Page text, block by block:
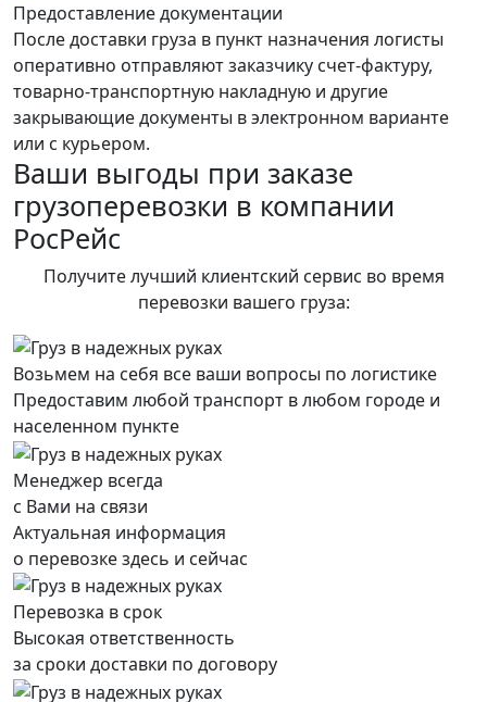
Предоставление документации
После доставки груза в пункт назначения логисты
оперативно отправляют заказчику счет-фактуру,
товарно-транспортную накладную и другие
закрывающие документы в электронном варианте
или с курьером.
Ваши выгоды при заказе
грузоперевозки в компании
РосРейс
Получите лучший клиентский сервис во время
перевозки вашего груза:
Возьмем на себя все ваши вопросы по логистике
Предоставим любой транспорт в любом городе и
населенном пункте
Менеджер всегда
с Вами на связи
Актуальная информация
о перевозке здесь и сейчас
Перевозка в срок
Высокая ответственность
за сроки доставки по договору